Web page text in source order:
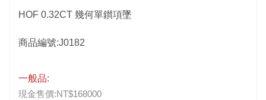
HOF 0.32CT 幾何單鑚項墜
商品編號:J0182
一般品:
現金售價:NT$168000